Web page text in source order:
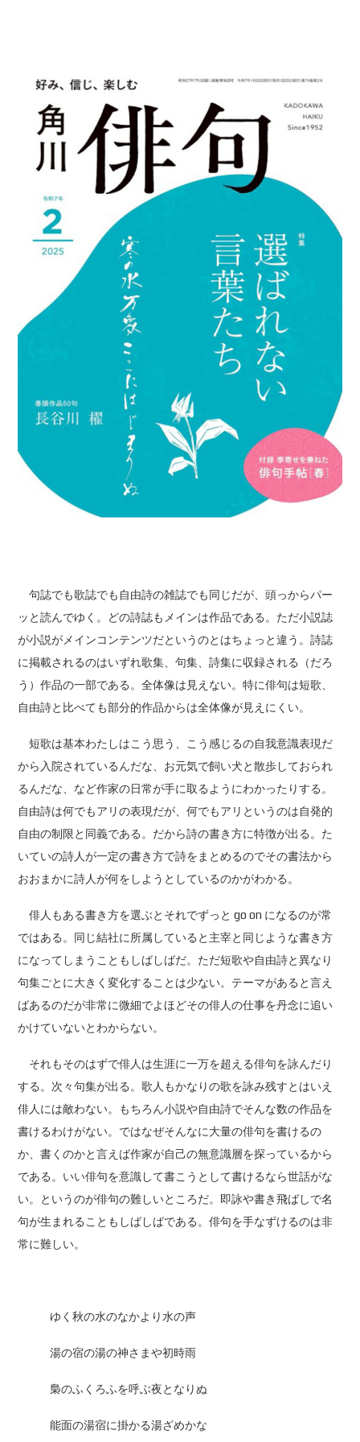
句誌でも歌誌でも自由詩の雑誌でも同じだが、頭っからパー
ッと読んでゆく。どの詩誌もメインは作品である。ただ小説誌
が小説がメインコンテンツだというのとはちょっと違う。詩誌
に掲載されるのはいずれ歌集、句集、詩集に収録される（だろ
う）作品の一部である。全体像は見えない。特に俳句は短歌、
自由詩と比べても部分的作品からは全体像が見えにくい。
短歌は基本わたしはこう思う、こう感じるの自我意識表現だ
から入院されているんだな、お元気で飼い犬と散歩しておられ
るんだな、など作家の日常が手に取るようにわかったりする。
自由詩は何でもアリの表現だが、何でもアリというのは自発的
自由の制限と同義である。だから詩の書き方に特徴が出る。た
いていの詩人が一定の書き方で詩をまとめるのでその書法から
おおまかに詩人が何をしようとしているのかがわかる。
俳人もある書き方を選ぶとそれでずっと go on になるのが常
ではある。同じ結社に所属していると主宰と同じような書き方
になってしまうこともしばしばだ。ただ短歌や自由詩と異なり
句集ごとに大きく変化することは少ない。テーマがあると言え
ばあるのだが非常に微細でよほどその俳人の仕事を丹念に追い
かけていないとわからない。
それもそのはずで俳人は生涯に一万を超える俳句を詠んだり
する。次々句集が出る。歌人もかなりの歌を詠み残すとはいえ
俳人には敵わない。もちろん小説や自由詩でそんな数の作品を
書けるわけがない。ではなぜそんなに大量の俳句を書けるの
か、書くのかと言えば作家が自己の無意識層を探っているから
である。いい俳句を意識して書こうとして書けるなら世話がな
い。というのが俳句の難しいところだ。即詠や書き飛ばしで名
句が生まれることもしばしばである。俳句を手なずけるのは非
常に難しい。
ゆく秋の水のなかより水の声
湯の宿の湯の神さまや初時雨
梟のふくろふを呼ぶ夜となりぬ
能面の湯宿に掛かる湯ざめかな